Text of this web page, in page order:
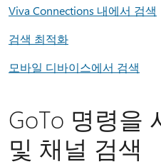
Viva Connections 내에서 검색
검색 최적화
모바일 디바이스에서 검색
GoTo 명령을
및 채널 검색